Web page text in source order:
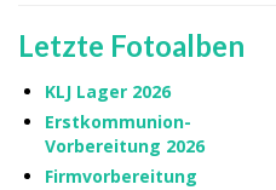
Letzte Fotoalben
KLJ Lager 2026
Erstkommunion-
Vorbereitung 2026
Firmvorbereitung